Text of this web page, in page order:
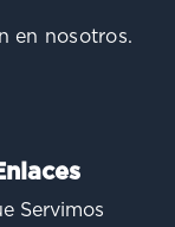
en nosotros.
Servimos